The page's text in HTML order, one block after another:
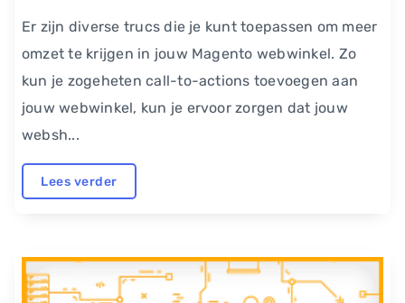
Er zijn diverse trucs die je kunt toepassen om meer
omzet te krijgen in jouw Magento webwinkel. Zo
kun je zogeheten call-to-actions toevoegen aan
jouw webwinkel, kun je ervoor zorgen dat jouw
websh...
Lees verder